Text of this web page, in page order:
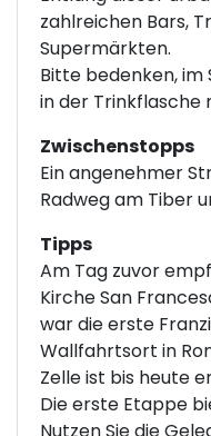
zahlreichen Bars,
Supermärkten.
Bitte bedenken, im
in der Trinkflasche
Zwischenstopps
Ein angenehmer
Radweg am Tiber
Tipps
Am Tag zuvor
Kirche San
war die erste
Wallfahrtsort in
Zelle ist bis heute
Die erste Etappe